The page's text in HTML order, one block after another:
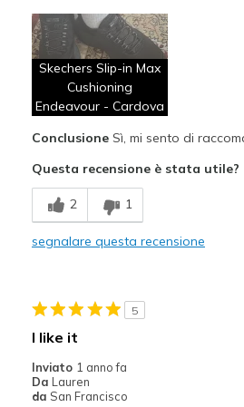
Breathe Well
Comfortable
Durable
High enough toe box
Migliori Utilizzi:
Casual Wear
Going Out
Width
Sizing
View On Shoes
Skechers Slip-in Max
Cushioning
Endeavour - Cardova
ConclusioneSì, mi sento di
Questa recensione è stata utile?
2 1
segnalare questa recensione
5
I like it
Inviato 1 anno fa
Da Lauren
da San Francisco